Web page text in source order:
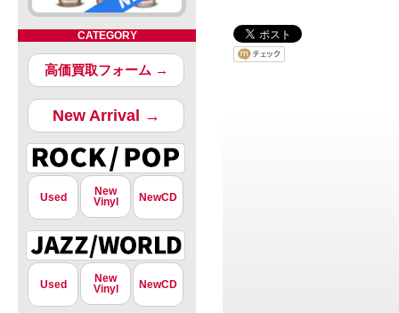
CATEGORY
高価買取フォーム →
New Arrival →
Used
New
Vinyl
NewCD
Used
New
Vinyl
NewCD